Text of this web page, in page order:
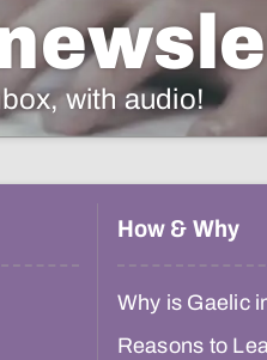
with audio!
How & Why
Why is Gaelic
Reasons to